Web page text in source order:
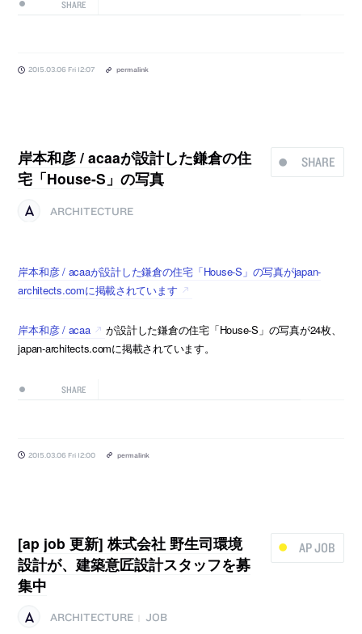
SHARE
2015.03.06 Fri 12:07 permalink
SHARE
岸本和彦 / acaaが設計した鎌倉の住
宅「House-S」の写真
ARCHITECTURE
岸本和彦 / acaaが設計した鎌倉の住宅「House-S」の写真がjapan-
architects.comに掲載されています
岸本和彦 / acaa
が設計した鎌倉の住宅「House-S」の写真が24枚、
japan-architects.comに掲載されています。
SHARE
2015.03.06 Fri 12:00 permalink
AP JOB
[ap job 更新] 株式会社 野生司環境
設計が、建築意匠設計スタッフを募
集中
ARCHITECTURE JOB